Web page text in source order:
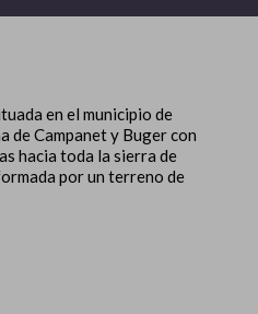
en el municipio de
de Campanet y Buger con
hacia toda la sierra de
por un terreno de